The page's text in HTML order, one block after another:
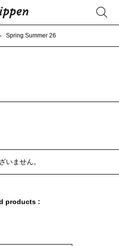
Spring Summer 26
いません。
products :